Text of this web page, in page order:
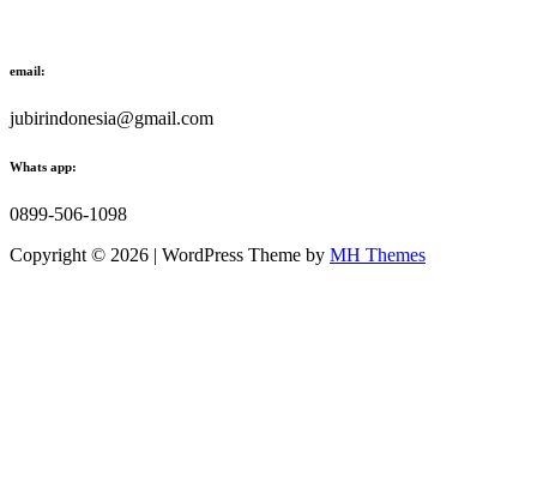
email:
jubirindonesia@gmail.com
Whats app:
0899-506-1098
Copyright © 2026 | WordPress Theme by MH Themes